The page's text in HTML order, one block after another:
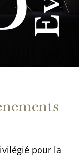
pour la